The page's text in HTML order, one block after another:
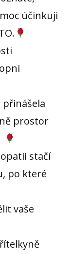
účinkuji
přinášela
prostor
stačí
po které
vaše